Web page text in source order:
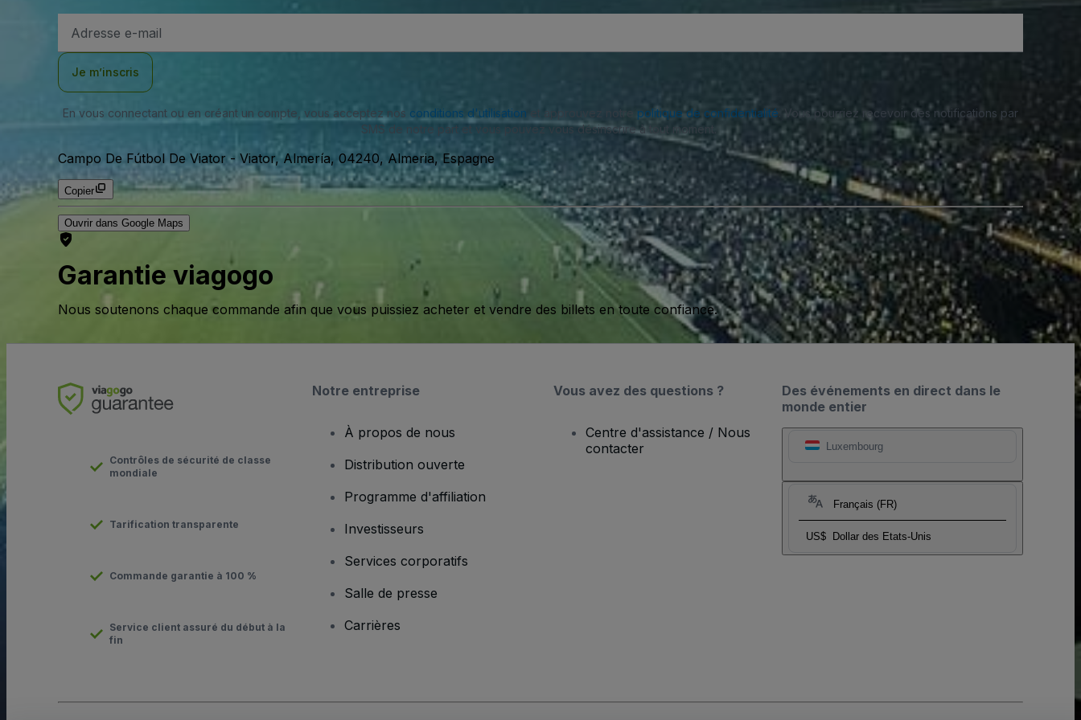
e-
Je m’inscris
En vous connectant ou en créant un compte, vous acceptez nos conditions d'utilisation et approuvez notre politique de confidentialité . Vous pourriez recevoir des notifications par
SMS de notre part et vous pouvez vous désinscrire à tout moment.
Campo De Fútbol De Viator - Viator, Almería, 04240, Almeria, Espagne
Copier
Ouvrir dans Google Maps
Garantie viagogo
Nous soutenons chaque commande afin que vous puissiez acheter et vendre des billets en toute confiance.
Des événements en direct dans le
monde entier
Luxembourg
Français (FR)
US$ Dollar des Etats-Unis
Contrôles de sécurité de classe
mondiale
Tarification transparente
Commande garantie à 100 %
Service client assuré du début à la
fin
Notre entreprise
À propos de nous
Distribution ouverte
Programme d'affiliation
Investisseurs
Services corporatifs
Salle de presse
Carrières
Vous avez des questions ?
Centre d'assistance / Nous
contacter